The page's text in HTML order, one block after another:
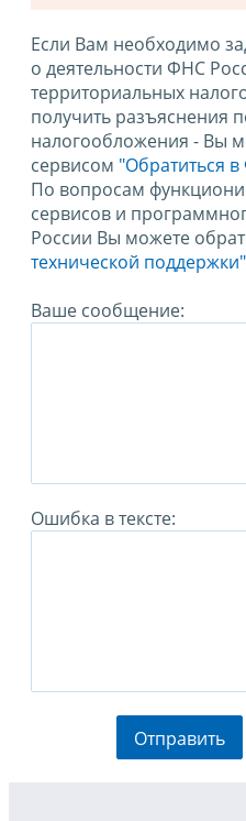
Если Вам необходимо
о деятельности ФНС
территориальных
получить разъяснения
налогообложения - Вы
сервисом "Обратиться
По вопросам
сервисов и
России Вы можете
технической
Ваше сообщение:
Ошибка в тексте:
Отправить